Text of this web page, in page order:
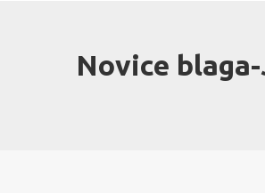
Novice